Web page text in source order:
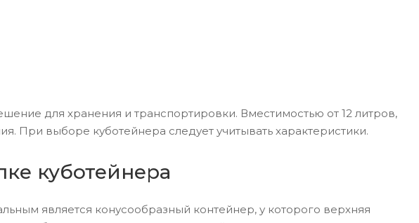
для хранения и транспортировки. Вместимостью от 12 литров,
При выборе куботейнера следует учитывать характеристики.
куботейнера
является конусообразный контейнер, у которого верхняя